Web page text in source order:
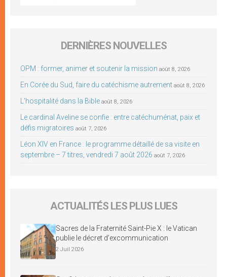
DERNIÈRES NOUVELLES
OPM : former, animer et soutenir la mission août 8, 2026
En Corée du Sud, faire du catéchisme autrement août 8, 2026
L’hospitalité dans la Bible août 8, 2026
Le cardinal Aveline se confie : entre catéchuménat, paix et
défis migratoires août 7, 2026
Léon XIV en France : le programme détaillé de sa visite en
septembre – 7 titres, vendredi 7 août 2026 août 7, 2026
ACTUALITÉS LES PLUS LUES
Sacres de la Fraternité Saint-Pie X : le Vatican
publie le décret d’excommunication
2 Juil 2026